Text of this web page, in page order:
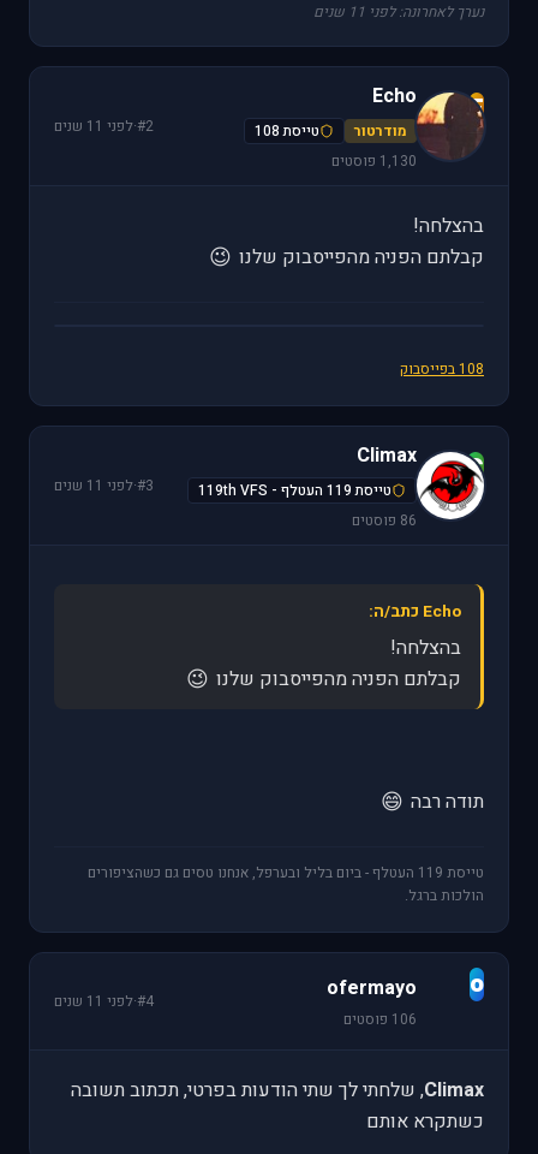
נערך לאחרונה: לפני 11 שנים
E
Echo
מודרטור
טייסת 108
1,130 פוסטים
#2
·לפני 11 שנים
בהצלחה!
קבלתם הפניה מהפייסבוק שלנו 😉
108 בפייסבוק
C
Climax
טייסת 119 העטלף - 119th VFS
86 פוסטים
#3
·לפני 11 שנים
Echo כתב/ה:
בהצלחה!
קבלתם הפניה מהפייסבוק שלנו 😉
תודה רבה 😄
טייסת 119 העטלף - ביום בליל ובערפל, אנחנו טסים גם כשהציפורים
הולכות ברגל.
o
ofermayo
106 פוסטים
#4
·לפני 11 שנים
Climax, שלחתי לך שתי הודעות בפרטי, תכתוב תשובה
כשתקרא אותם